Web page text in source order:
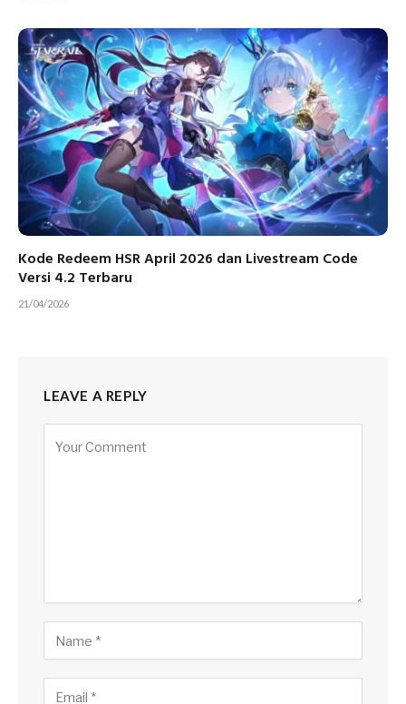
Kode Redeem HSR April 2026 dan Livestream Code
Versi 4.2 Terbaru
21/04/2026
LEAVE A REPLY